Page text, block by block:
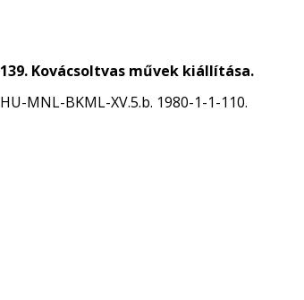
139. Kovácsoltvas művek kiállítása.
HU-MNL-BKML-XV.5.b. 1980-1-1-110.